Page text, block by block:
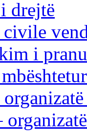
drejtë
civile
i